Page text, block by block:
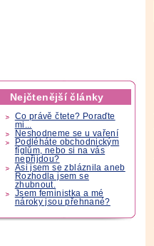
Nejčtenější články
Co právě čtete? Poraďte
mi...
Neshodneme se u vaření
Podléháte obchodnickým
fíglům, nebo si na vás
nepřijdou?
Asi jsem se zbláznila aneb
Rozhodla jsem se
zhubnout.
Jsem feministka a mé
nároky jsou přehnané?